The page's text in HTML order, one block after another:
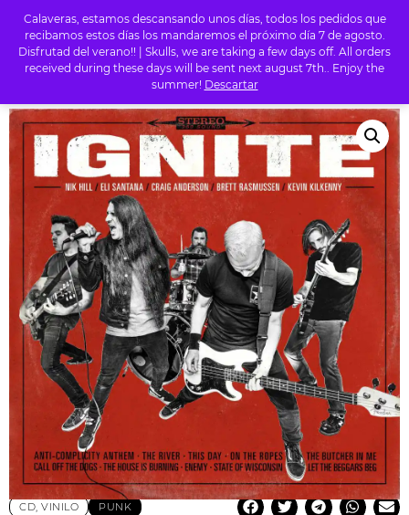
Calaveras, estamos descansando unos días, todos los pedidos que
recibamos estos días los mandaremos el próximo día 7 de agosto.
Disfrutad del verano!! | Skulls, we are taking a few days off. All orders
received during these days will be sent next august 7th.. Enjoy the
summer! Descartar
0
TIENDA/PUNK/ IGNITE – IGNITE
CD, VINILO PUNK